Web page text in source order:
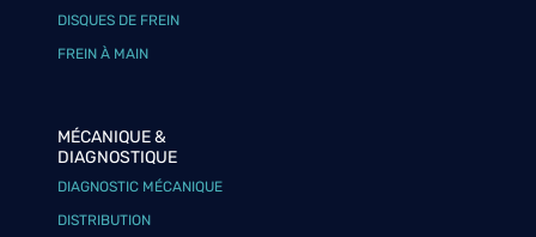
DISQUES DE FREIN
FREIN À MAIN
MÉCANIQUE &
DIAGNOSTIQUE
DIAGNOSTIC MÉCANIQUE
DISTRIBUTION